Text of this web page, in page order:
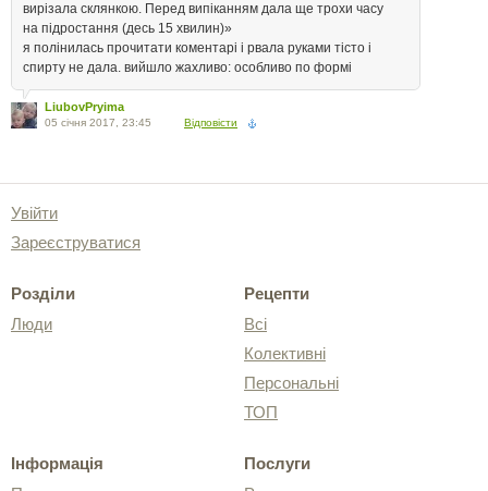
вирізала склянкою. Перед випіканням дала ще трохи часу
на підростання (десь 15 хвилин)»
я полінилась прочитати коментарі і рвала руками тісто і
спирту не дала. вийшло жахливо: особливо по формі
LiubovPryima
05 січня 2017, 23:45 Відповісти
Увійти
Зареєструватися
Розділи
Люди
Рецепти
Всі
Колективні
Персональні
ТОП
Інформація
Послуги